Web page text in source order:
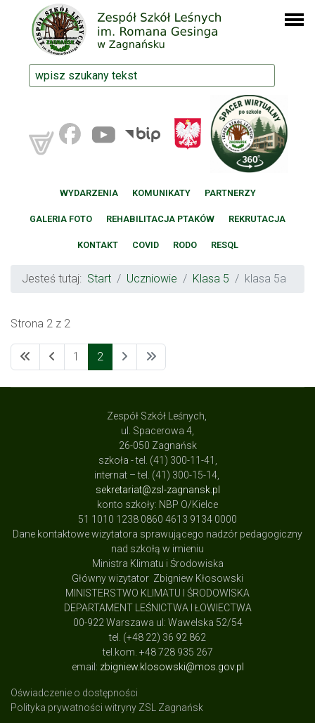
WYDARZENIA KOMUNIKATY PARTNERZY
GALERIA FOTO REHABILITACJA PTAKÓW REKRUTACJA
KONTAKT COVID RODO RESQL
Jesteś tutaj: Start Uczniowie Klasa 5 klasa 5a
Strona 2 z 2
1 2
Zespół Szkół Leśnych,
ul. Spacerowa 4,
26-050 Zagnańsk
szkoła - tel. (41) 300-11-41,
internat – tel. (41) 300-15-14,
sekretariat@zsl-zagnansk.pl
konto szkoły: NBP O/Kielce
51 1010 1238 0860 4613 9134 0000
Dane kontaktowe wizytatora sprawującego nadzór pedagogiczny
nad szkołą w imieniu
Ministra Klimatu i Środowiska
Główny wizytator Zbigniew Kłosowski
MINISTERSTWO KLIMATU I ŚRODOWISKA
DEPARTAMENT LEŚNICTWA I ŁOWIECTWA
00-922 Warszawa ul: Wawelska 52/54
tel. (+48 22) 36 92 862
tel.kom. +48 728 935 267
email: zbigniew.klosowski@mos.gov.pl
Oświadczenie o dostępności
Polityka prywatności witryny ZSL Zagnańsk